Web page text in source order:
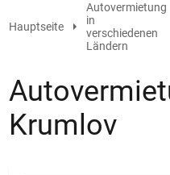
Hauptseite
Autovermietung
in
verschiedenen
Ländern
Krumlov